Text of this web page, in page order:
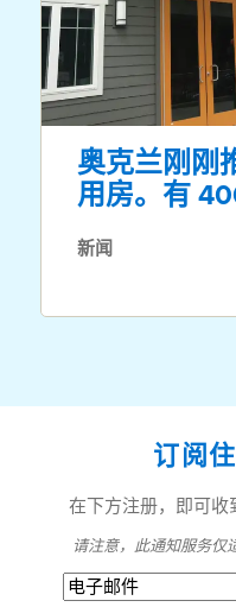
奥克兰刚刚
用房。有
新闻
订阅
在下方注册，即可收
请注意，此通知服务仅
电